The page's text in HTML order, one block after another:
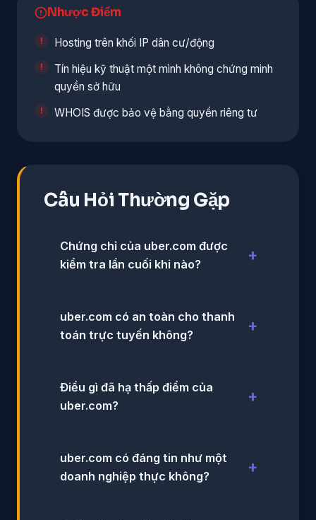
Nhược Điểm
Hosting trên khối IP dân cư/động
Tín hiệu kỹ thuật một mình không chứng minh
quyền sở hữu
WHOIS được bảo vệ bằng quyền riêng tư
Câu Hỏi Thường Gặp
Chứng chỉ của uber.com được
kiểm tra lần cuối khi nào?
uber.com có an toàn cho thanh
toán trực tuyến không?
Điều gì đã hạ thấp điểm của
uber.com?
uber.com có đáng tin như một
doanh nghiệp thực không?